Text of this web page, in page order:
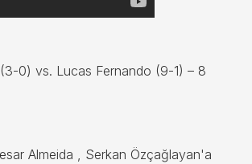
0) vs. Lucas Fernando (9-1) – 8
Almeida , Serkan Özçağlayan'a